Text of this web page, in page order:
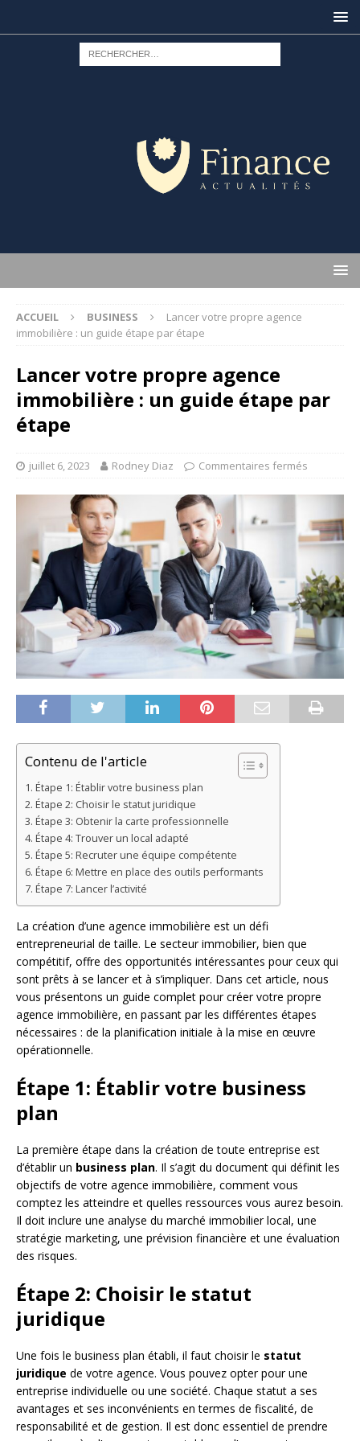
ACCUEIL BUSINESS
Lancer votre propre agence
immobilière : un guide étape par étape
Lancer votre propre agence
immobilière : un guide étape par
étape
juillet 6, 2023 Rodney Diaz Commentaires fermés
Contenu de l'article
Étape 1: Établir votre business plan
Étape 2: Choisir le statut juridique
Étape 3: Obtenir la carte professionnelle
Étape 4: Trouver un local adapté
Étape 5: Recruter une équipe compétente
Étape 6: Mettre en place des outils performants
Étape 7: Lancer l’activité
La création d’une agence immobilière est un défi
entrepreneurial de taille. Le secteur immobilier, bien que
compétitif, offre des opportunités intéressantes pour ceux qui
sont prêts à se lancer et à s’impliquer. Dans cet article, nous
vous présentons un guide complet pour créer votre propre
agence immobilière, en passant par les différentes étapes
nécessaires : de la planification initiale à la mise en œuvre
opérationnelle.
Étape 1: Établir votre business
plan
La première étape dans la création de toute entreprise est
d’établir un business plan. Il s’agit du document qui définit les
objectifs de votre agence immobilière, comment vous
comptez les atteindre et quelles ressources vous aurez besoin.
Il doit inclure une analyse du marché immobilier local, une
stratégie marketing, une prévision financière et une évaluation
des risques.
Étape 2: Choisir le statut
juridique
Une fois le business plan établi, il faut choisir le statut
juridique de votre agence. Vous pouvez opter pour une
entreprise individuelle ou une société. Chaque statut a ses
avantages et ses inconvénients en termes de fiscalité, de
responsabilité et de gestion. Il est donc essentiel de prendre